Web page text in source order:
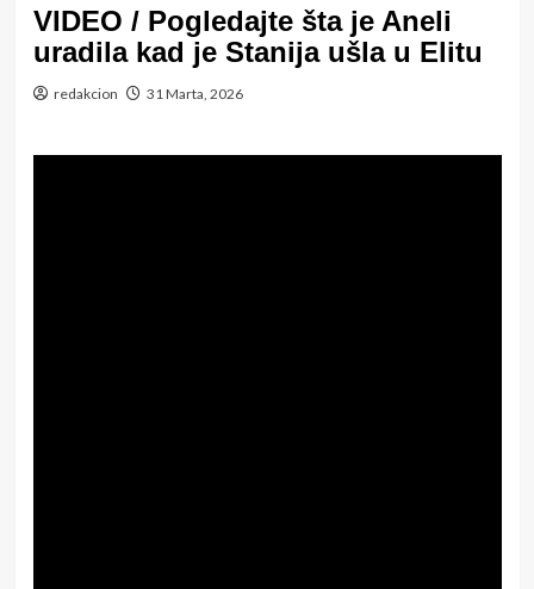
VIDEO / Pogledajte šta je Aneli
uradila kad je Stanija ušla u Elitu
redakcion 31 Marta, 2026